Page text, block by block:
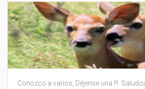
Conozco a varios, Déjense una !!!.